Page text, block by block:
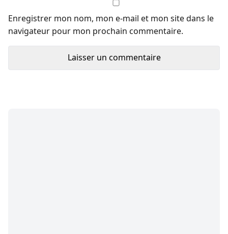
Enregistrer mon nom, mon e-mail et mon site dans le
navigateur pour mon prochain commentaire.